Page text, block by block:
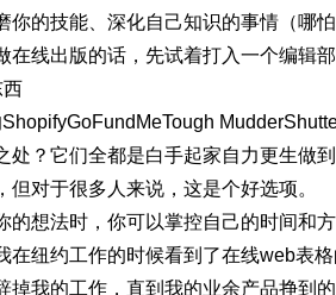
你的技能、深化自己知识的事情（哪
在线出版的话，先试着打入一个编辑
西
处？它们全都是白手起家自力更生做
但对于很多人来说，这是个好选项。
的想法时，你可以掌控自己的时间和
在纽约工作的时候看到了在线web表
掉我的工作，直到我的业余产品挣到